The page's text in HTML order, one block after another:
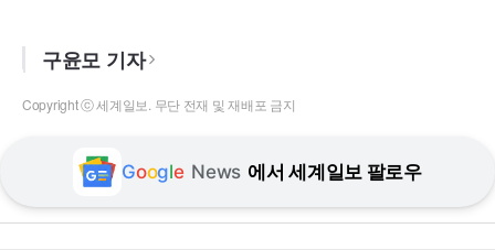
구윤모 기자
Copyright ⓒ 세계일보. 무단 전재 및 재배포 금지
Google News 에서 세계일보 팔로우